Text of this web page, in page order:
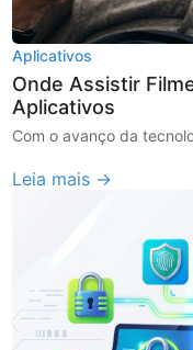
Aplicativos
Onde Assistir
Aplicativos
Com o avanço da
Leia mais →